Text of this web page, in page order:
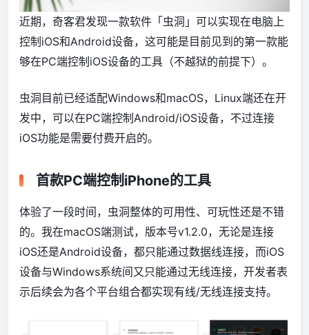
近期，奇客君发现一款软件「虫洞」可以实现在电脑上
控制iOS和Android设备，这可能是目前见到的第一款能
够在PC端控制iOS设备的工具（不越狱的前提下）。
虫洞目前已经适配Windows和macOS，Linux端还在开
发中，可以在PC端控制Android/iOS设备，不过连接
iOS功能是需要付费开启的。
首款PC端控制iPhone的工具
体验了一段时间，虫洞整体的可用性、可玩性还是不错
的。我在macOS端测试，版本号v1.2.0，无论是连接
iOS还是Android设备，都只能通过数据线连接，而iOS
设备与Windows系统间又只能通过无线连接，开发者表
示后续会为各个平台组合都实现有线/无线连接支持。